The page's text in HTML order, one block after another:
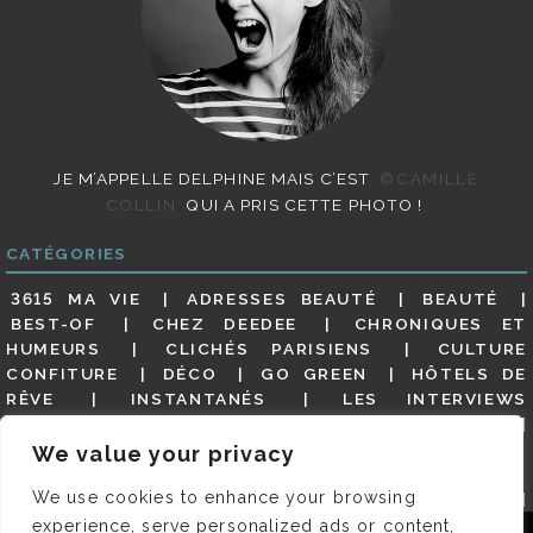
We value your privacy
We use cookies to enhance your browsing
experience, serve personalized ads or content,
JE M’APPELLE DELPHINE MAIS C’EST
©CAMILLE
COLLIN
QUI A PRIS CETTE PHOTO !
CATÉGORIES
3615 MA VIE ADRESSES BEAUTÉ
BEAUTÉ
BEST-OF
CHEZ DEEDEE
CHRONIQUES ET
HUMEURS
CLICHÉS PARISIENS
CULTURE
CONFITURE
DÉCO GO GREEN
HÔTELS DE
RÊVE
INSTANTANÉS
LES INTERVIEWS
MES ADRESSES
MODE NON CLASSÉ
GUIDE
PARIS EN PHOTOS
RESTAURANTS
REVUE DE PRESSE DÉTAILLÉE, SIOU PLAIT